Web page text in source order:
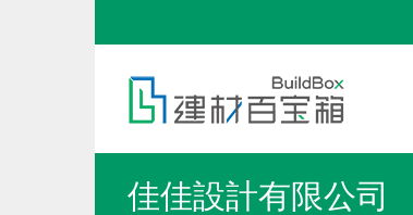
menu
佳佳設計有限公司